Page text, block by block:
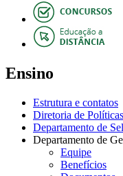
Ensino
Estrutura e contatos
Diretoria de
Departamento de
Departamento de
Equipe
Benefícios